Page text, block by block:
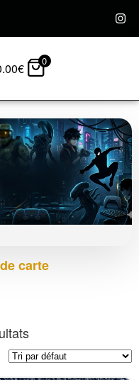
€ 0
carte